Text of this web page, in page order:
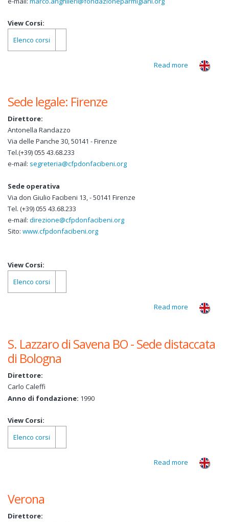
View Corsi:
Elenco corsi
Read more about
Sede legale: Firenze
Direttore:
Antonella Randazzo
Via delle Panche 30, 50141 - Firenze
Tel.(+39) 055 43.68.233
e-mail: segreteria@cfpdonfacibeni.org
Sede operativa
Via don Giulio Facibeni 13, - 50141 Firenze
Tel. (+39) 055 43.68.233
e-mail: direzione@cfpdonfacibeni.org
Sito: www.cfpdonfacibeni.org
View Corsi:
Elenco corsi
Read more about Sede
S. Lazzaro di Savena BO - Sede distaccata
di Bologna
Direttore:
Carlo Caleffi
Anno di fondazione: 1990
View Corsi:
Elenco corsi
Read more about S.
Verona
Direttore: